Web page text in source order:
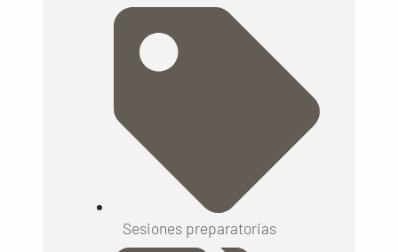
Sesiones preparatorias